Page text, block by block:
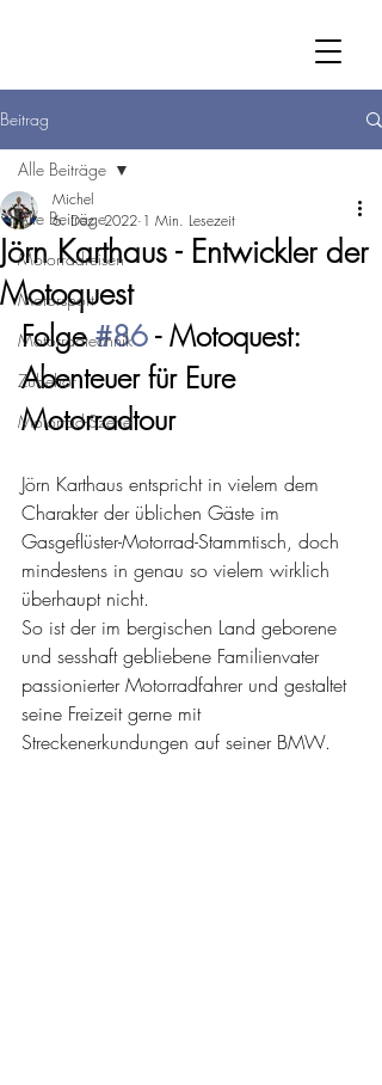
Beitrag
Alle Beiträge
Motorradreisen
Motorsport
Motorradtechnik
Zubehör
Motorrad-Szene
Alle Beiträge
Jörn Karthaus - Entwickler der
Motoquest
Michel
6. Dez. 2022 1 Min. Lesezeit
Folge #86 - Motoquest:
Abenteuer für Eure
Motorradtour
Jörn Karthaus entspricht in vielem dem
Charakter der üblichen Gäste im
Gasgeflüster-Motorrad-Stammtisch, doch
mindestens in genau so vielem wirklich
überhaupt nicht.
So ist der im bergischen Land geborene
und sesshaft gebliebene Familienvater
passionierter Motorradfahrer und gestaltet
seine Freizeit gerne mit
Streckenerkundungen auf seiner BMW.